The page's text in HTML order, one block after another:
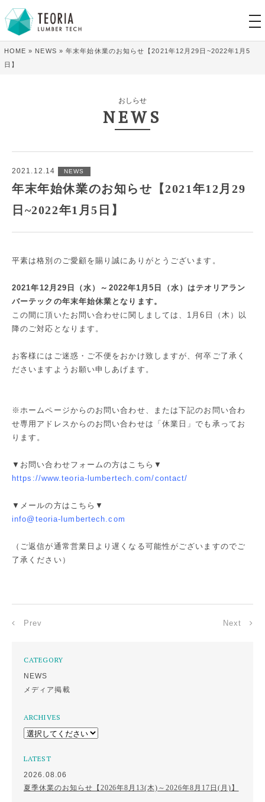
HOME » NEWS »年末年始休業のお知らせ【2021年12月29日~2022年1月5
日】
おしらせ
NEWS
2021.12.14 NEWS
年末年始休業のお知らせ【2021年12月29
日~2022年1月5日】
平素は格別のご愛顧を賜り誠にありがとうございます。
2021年12月29日（水）～2022年1月5日（水）はテオリアラン
バーテックの年末年始休業となります。
この間に頂いたお問い合わせに関しましては、1月6日（木）以
降のご対応となります。
お客様にはご迷惑・ご不便をおかけ致しますが、何卒ご了承く
ださいますようお願い申しあげます。
※ホームページからのお問い合わせ、または下記のお問い合わ
せ専用アドレスからのお問い合わせは「休業日」でも承ってお
ります。
▼お問い合わせフォームの方はこちら▼
https://www.teoria-lumbertech.com/contact/
▼メールの方はこちら▼
info@teoria-lumbertech.com
（ご返信が通常営業日より遅くなる可能性がございますのでご
了承ください）
Prev Next
CATEGORY
NEWS
メディア掲載
ARCHIVES
LATEST
2026.08.06
夏季休業のお知らせ【2026年8月13(木)～2026年8月17日(月)】